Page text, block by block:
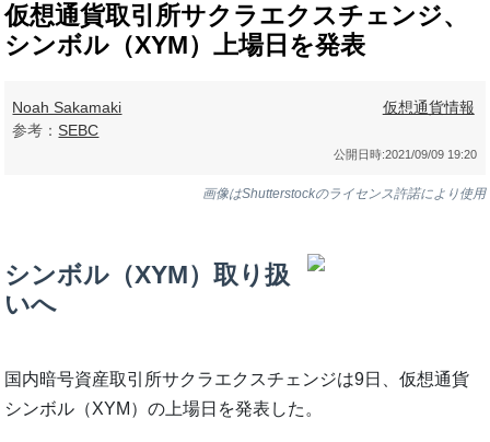
仮想通貨取引所サクラエクスチェンジ、
シンボル（XYM）上場日を発表
Noah Sakamaki
参考： SEBC
仮想通貨情報
公開日時:2021/09/09 19:20
画像はShutterstockのライセンス許諾により使用
シンボル（XYM）取り扱
いへ
国内暗号資産取引所サクラエクスチェンジは9日、仮想通貨
シンボル（XYM）の上場日を発表した。